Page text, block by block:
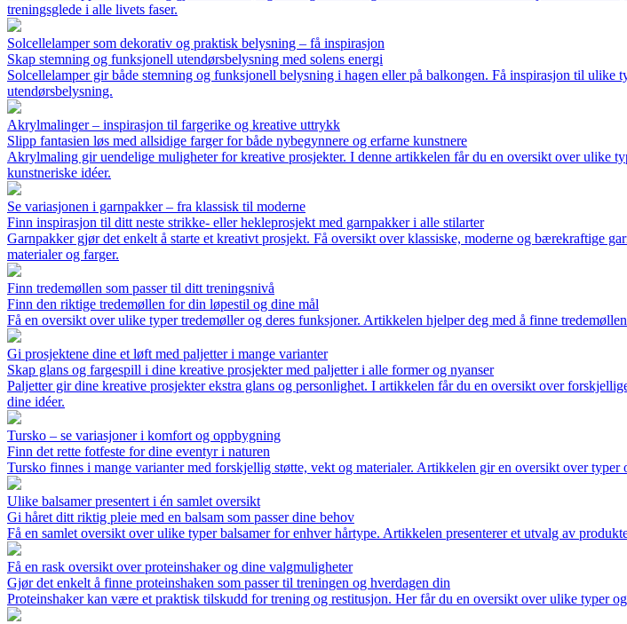
treningsglede i alle livets faser.
Solcellelamper som dekorativ og praktisk belysning – få inspirasjon
Skap stemning og funksjonell utendørsbelysning med solens energi
Solcellelamper gir både stemning og funksjonell belysning i hagen eller på balkongen. Få inspirasjon til
utendørsbelysning.
Akrylmalinger – inspirasjon til fargerike og kreative uttrykk
Slipp fantasien løs med allsidige farger for både nybegynnere og erfarne kunstnere
Akrylmaling gir uendelige muligheter for kreative prosjekter. I denne artikkelen får du en oversikt over ulike
kunstneriske idéer.
Se variasjonen i garnpakker – fra klassisk til moderne
Finn inspirasjon til ditt neste strikke- eller hekleprosjekt med garnpakker i alle stilarter
Garnpakker gjør det enkelt å starte et kreativt prosjekt. Få oversikt over klassiske, moderne og bærekraftige
materialer og farger.
Finn tredemøllen som passer til ditt treningsnivå
Finn den riktige tredemøllen for din løpestil og dine mål
Få en oversikt over ulike typer tredemøller og deres funksjoner. Artikkelen hjelper deg med å finne
Gi prosjektene dine et løft med paljetter i mange varianter
Skap glans og fargespill i dine kreative prosjekter med paljetter i alle former og nyanser
Paljetter gir dine kreative prosjekter ekstra glans og personlighet. I artikkelen får du en oversikt over
dine idéer.
Tursko – se variasjoner i komfort og oppbygning
Finn det rette fotfeste for dine eventyr i naturen
Tursko finnes i mange varianter med forskjellig støtte, vekt og materialer. Artikkelen gir en oversikt over
Ulike balsamer presentert i én samlet oversikt
Gi håret ditt riktig pleie med en balsam som passer dine behov
Få en samlet oversikt over ulike typer balsamer for enhver hårtype. Artikkelen presenterer et utvalg av
Få en rask oversikt over proteinshaker og dine valgmuligheter
Gjør det enkelt å finne proteinshaken som passer til treningen og hverdagen din
Proteinshaker kan være et praktisk tilskudd for trening og restitusjon. Her får du en oversikt over ulike typer